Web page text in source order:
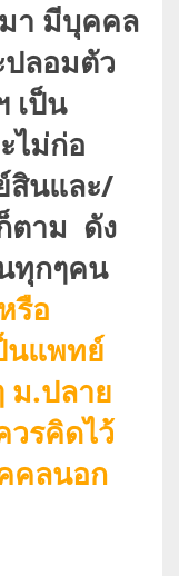
า มีบุคคล
ปลอมตัว
เป็น
ไม่ก่อ
สินและ/
ตาม ดัง
ทุกๆคน
รือ
นแพทย์
ม.ปลาย
วรคิดไว้
คลนอก